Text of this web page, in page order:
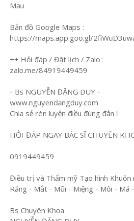
Mau
Bản đồ Google Maps :
https://maps.app.goo.gl/
++ Hỏi đáp / Đặt lịch / Zalo :
zalo.me/84919449459
- Bs NGUYỄN ĐẶNG DUY -
www.nguyendangduy.com
Chia sẻ rèn luyện điều đúng đắn !
HỎI ĐÁP NGAY BÁC SĨ CHUYÊN
0919449459
Điều trị và Thẩm mỹ Tạo hình Khuôn
Răng - Mắt - Mũi - Miệng - Môi - Má
Bs Chuyên Khoa